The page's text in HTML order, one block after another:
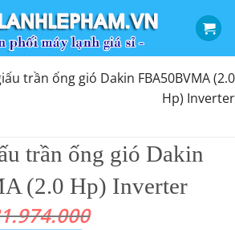
trần ống gió Dakin FBA50BVMA (2.0
Hp) Inverter
trần ống gió Dakin
(2.0 Hp) Inverter